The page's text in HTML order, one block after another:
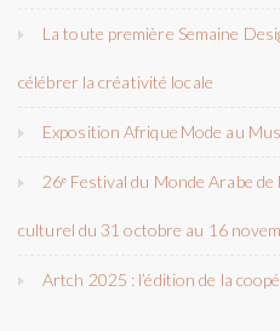
La toute première Semaine
célébrer la créativité locale
Exposition Afrique Mode au
26ᵉ Festival du Monde Arabe
culturel du 31 octobre au 16
Artch 2025 : l’édition de la